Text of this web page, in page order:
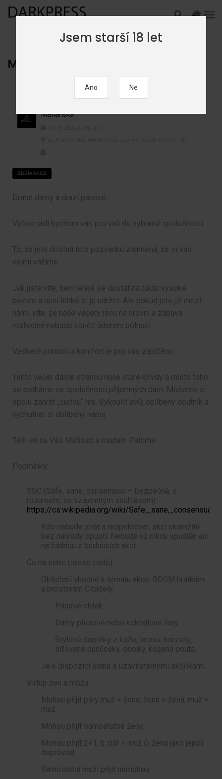
Mafiánská
Mafiánská
BDSM AKCE
Drahé dámy a drazí pánové.
Velice rádi bychom vás pozvali do vybrané společnosti.
To, že jste dostali tuto pozvánku znamená, že si vás
velmi vážíme.
Jak jistě víte, není lehké se dostat na takto vysoké
pozice a není lehké si je udržet. Ale pokud jste již mezi
námi, víte, že naše večery jsou na úrovni a zábava
rozhodně nebude končit úderem půlnoci.
Veškeré pohodlí a komfort je pro vás zajištěno.
Tento večer dáme stranou naše staré křivdy a místo toho
se potkáme ve společnosti příjemných dam. Můžeme si
spolu zahrát „čistou“ hru. Vykouřit svůj oblíbený doutník a
vychutnat si oblíbený nápoj.
Těší se na Vás Mafioso a madam Paloma.
Podmínky:
SSC (Safe, sane, consensual – bezpečně, s
rozumem, se vzájemným souhlasem):
https://cs.wikipedia.org/wiki/Safe,_sane,_consensual
Kdo nebude znát a respektovat, akci okamžitě
bez náhrady opustí. Nebude už nikdy vpuštěn ani
na žádnou z budoucích akcí.
Co na sebe (dress code):
Oblečení vhodné k tématu akce, BDSM hrátkám
a prostorám Citadely:
Pánové oblek.
Dámy plesové nebo koktejlové šaty.
Stylové doplňky z kůže, latexu, korzety,
síťované punčošky, obojky, kožená pouta, …
Je k dispozici šatna s uzavíratelnými skříňkami.
Vstup žen a můžu:
Mohou přijít páry muž + žena, žena + žena, muž +
muž.
Mohou přijít samostatné ženy.
Mohou přijít 2+1, tj. pár + muž či žena jako jejich
doprovod.
Samostatní muži přijít nemohou.
Jsem starší 18 let